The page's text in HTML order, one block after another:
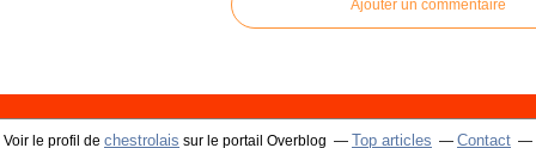
Ajouter un commentaire
Voir le profil de chestrolais sur le portail Overblog Top articles
Contact